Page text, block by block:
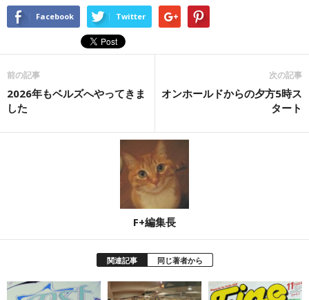
Facebook Twitter
前の記事
2026年もベルズへやってきま
した
次の記事
オンホールドからの夕方5時ス
タート
F+編集長
関連記事 同じ著者から